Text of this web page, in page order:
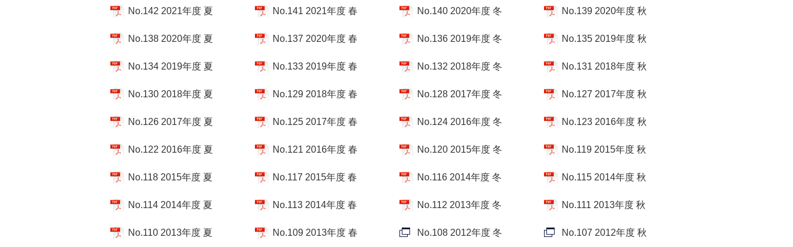
No.142 2021年度 夏 No.141 2021年度 春 No.140 2020年度 冬 No.139 2020年度 秋
No.138 2020年度 夏 No.137 2020年度 春 No.136 2019年度 冬 No.135 2019年度 秋
No.134 2019年度 夏 No.133 2019年度 春 No.132 2018年度 冬 No.131 2018年度 秋
No.130 2018年度 夏 No.129 2018年度 春 No.128 2017年度 冬 No.127 2017年度 秋
No.126 2017年度 夏 No.125 2017年度 春 No.124 2016年度 冬 No.123 2016年度 秋
No.122 2016年度 夏 No.121 2016年度 春 No.120 2015年度 冬 No.119 2015年度 秋
No.118 2015年度 夏 No.117 2015年度 春 No.116 2014年度 冬 No.115 2014年度 秋
No.114 2014年度 夏 No.113 2014年度 春 No.112 2013年度 冬 No.111 2013年度 秋
No.110 2013年度 夏 No.109 2013年度 春 No.108 2012年度 冬 No.107 2012年度 秋